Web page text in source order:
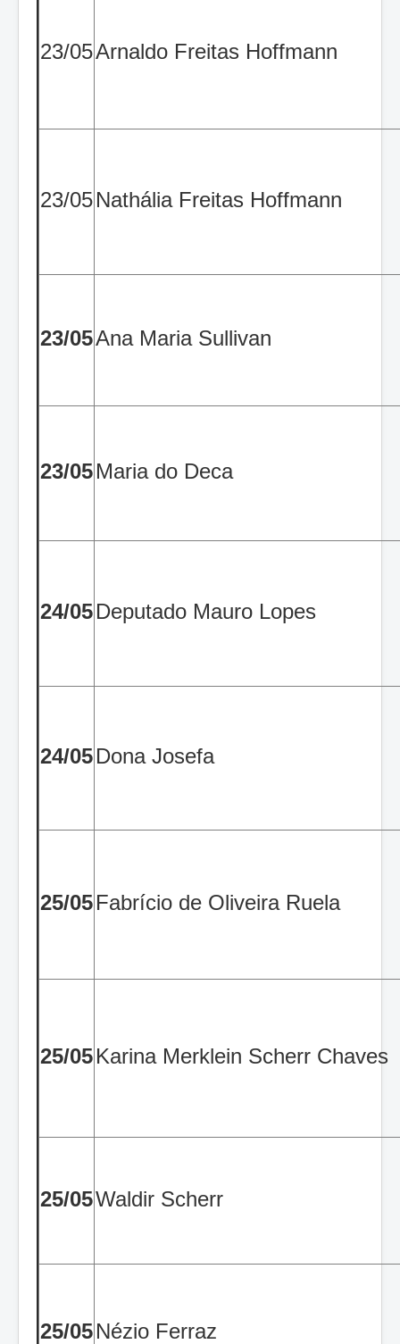
23/05Arnaldo Freitas Hoffmann
23/05Nathália Freitas Hoffmann
23/05Ana Maria Sullivan
23/05Maria do Deca
24/05Deputado Mauro Lopes
24/05Dona Josefa
25/05Fabrício de Oliveira Ruela
25/05Karina Merklein Scherr Chaves
25/05Waldir Scherr
25/05Nézio Ferraz